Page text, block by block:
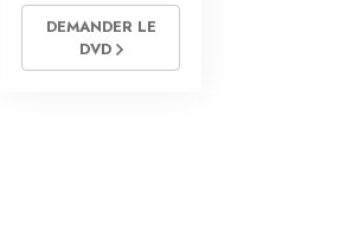
DEMANDER LE
DVD